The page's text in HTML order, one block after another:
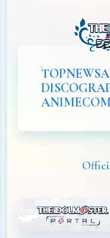
TOPNEWS
ANIME